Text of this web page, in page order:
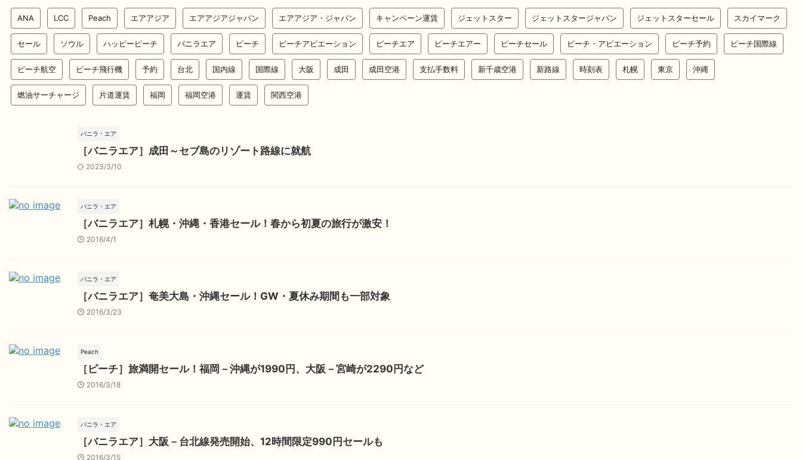
ANA LCC Peach エアアジア エアアジアジャパン エアアジア・ジャパン キャンペーン運賃 ジェットスター ジェットスタージャパン ジェットスターセール スカイマーク
セール ソウル ハッピーピーチ バニラエア ピーチ ピーチアビエーション ピーチエア ピーチエアー ピーチセール ピーチ・アビエーション ピーチ予約 ピーチ国際線
ピーチ航空 ピーチ飛行機 予約 台北 国内線 国際線 大阪 成田 成田空港 支払手数料 新千歳空港 新路線 時刻表 札幌 東京 沖縄
燃油サーチャージ 片道運賃 福岡 福岡空港 運賃 関西空港
バニラ・エア
［バニラエア］成田～セブ島のリゾート路線に就航
2023/3/10
バニラ・エア
［バニラエア］札幌・沖縄・香港セール！春から初夏の旅行が激安！
2016/4/1
バニラ・エア
［バニラエア］奄美大島・沖縄セール！GW・夏休み期間も一部対象
2016/3/23
Peach
［ピーチ］旅満開セール！福岡－沖縄が1990円、大阪－宮崎が2290円など
2016/3/18
バニラ・エア
［バニラエア］大阪－台北線発売開始、12時間限定990円セールも
2016/3/15